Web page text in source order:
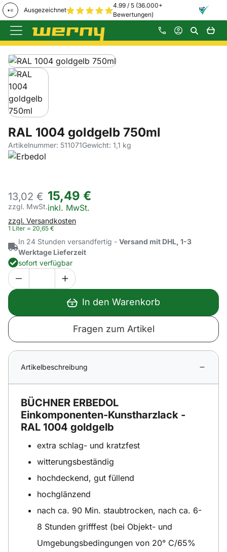
Ausgezeichnet
4.99 / 5 (36.000+
Bewertungen)
Zum Hauptinhalt springen
Produktgalerie
Zur Kaufbox springen
RAL 1004 goldgelb 750ml
Artikelnummer: 511071Gewicht: 1,1 kg
13,02 €
zzgl. MwSt.
15,49 €
Steuerhinweis:
inkl. MwSt.
zzgl. Versandkosten
1 Liter = 20 65 €
In 24 Stunden versandfertig - Versand mit DHL, 1-3
Werktage Lieferzeit
sofort verfügbar
In den Warenkorb
Fragen zum Artikel
Artikelbeschreibung
BÜCHNER ERBEDOL
Einkomponenten-Kunstharzlack -
RAL 1004 goldgelb
extra schlag- und kratzfest
witterungsbeständig
hochdeckend, gut füllend
hochglänzend
nach ca. 90 Min. staubtrocken, nach ca. 6-
8 Stunden grifffest (bei Objekt- und
Umgebungsbedingungen von 20° C/65%